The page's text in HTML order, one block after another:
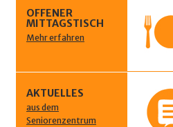
OFFENER
MITTAGSTISCH
Mehr erfahren
AKTUELLES
aus dem
Seniorenzentrum